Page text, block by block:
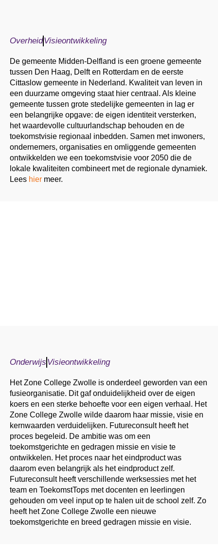
OverheidVisieontwikkeling
De gemeente Midden-Delfland is een groene gemeente
tussen Den Haag, Delft en Rotterdam en de eerste
Cittaslow gemeente in Nederland. Kwaliteit van leven in
een duurzame omgeving staat hier centraal. Als kleine
gemeente tussen grote stedelijke gemeenten in lag er
een belangrijke opgave: de eigen identiteit versterken,
het waardevolle cultuurlandschap behouden en de
toekomstvisie regionaal inbedden. Samen met inwoners,
ondernemers, organisaties en omliggende gemeenten
ontwikkelden we een toekomstvisie voor 2050 die de
lokale kwaliteiten combineert met de regionale dynamiek.
Lees hier meer.
Onderwijs Visieontwikkeling
Het Zone College Zwolle is onderdeel geworden van een
fusieorganisatie. Dit gaf onduidelijkheid over de eigen
koers en een sterke behoefte voor een eigen verhaal. Het
Zone College Zwolle wilde daarom haar missie, visie en
kernwaarden verduidelijken. Futureconsult heeft het
proces begeleid. De ambitie was om een
toekomstgerichte en gedragen missie en visie te
ontwikkelen. Het proces naar het eindproduct was
daarom even belangrijk als het eindproduct zelf.
Futureconsult heeft verschillende werksessies met het
team en ToekomstTops met docenten en leerlingen
gehouden om veel input op te halen uit de school zelf. Zo
heeft het Zone College Zwolle een nieuwe
toekomstgerichte en breed gedragen missie en visie.